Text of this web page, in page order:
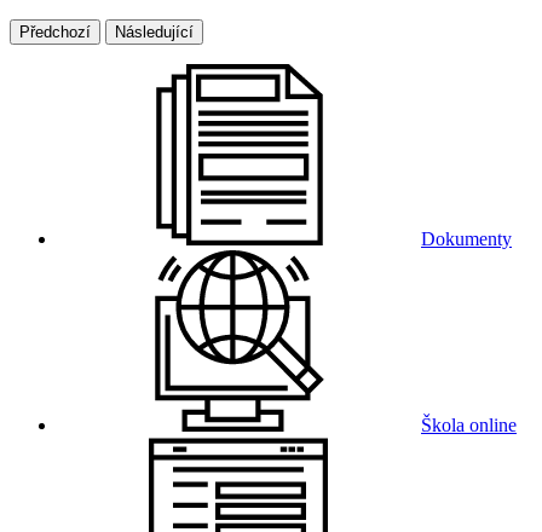
Předchozí Následující
Dokumenty
Škola online